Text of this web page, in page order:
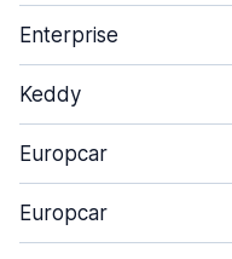
Enterprise
Keddy
Europcar
Europcar